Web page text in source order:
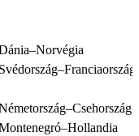
Svédország–Franciaország